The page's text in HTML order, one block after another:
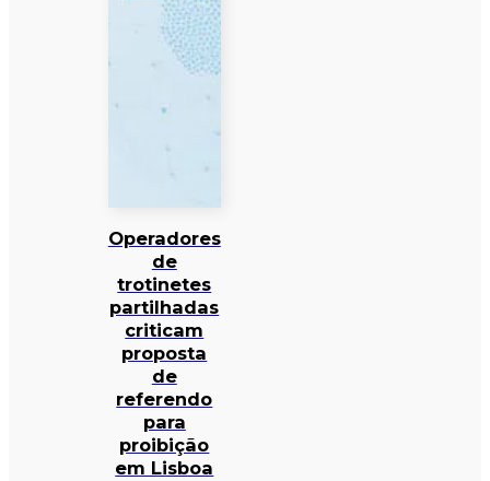
Operadores
de
trotinetes
partilhadas
criticam
proposta
de
referendo
para
proibição
em Lisboa